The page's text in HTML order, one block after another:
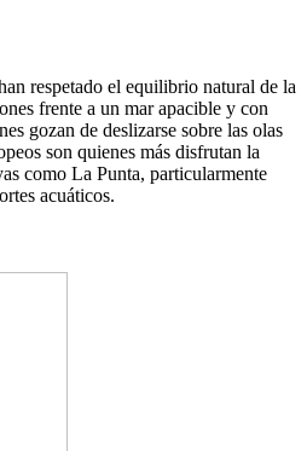
respetado el equilibrio natural de la
frente a un mar apacible y con
gozan de deslizarse sobre las olas
son quienes más disfrutan la
como La Punta, particularmente
acuáticos.